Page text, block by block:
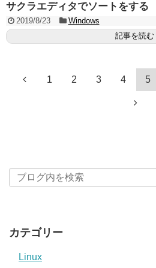
サクラエディタでソートをする
2019/8/23
Windows
記事を読む
1 2 3 4 5
カテゴリー
Linux